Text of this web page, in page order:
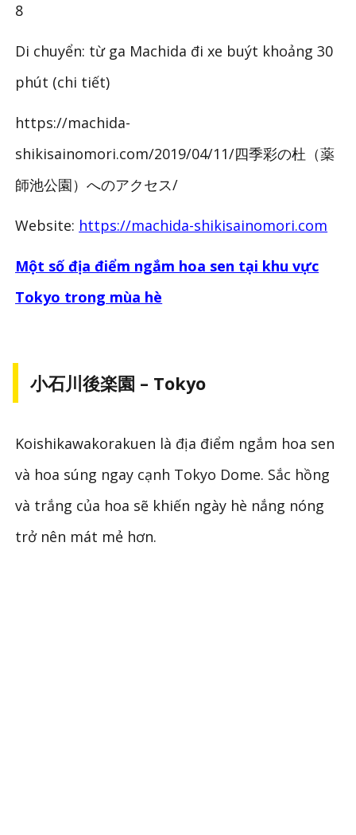
8
Di chuyển: từ ga Machida đi xe buýt khoảng 30
phút (chi tiết)
https://machida-
shikisainomori.com/2019/04/11/四季彩の杜（薬
師池公園）へのアクセス/
Website: https://machida-shikisainomori.com
Một số địa điểm ngắm hoa sen tại khu vực
Tokyo trong mùa hè
小石川後楽園 – Tokyo
Koishikawakorakuen là địa điểm ngắm hoa sen
và hoa súng ngay cạnh Tokyo Dome. Sắc hồng
và trắng của hoa sẽ khiến ngày hè nắng nóng
trở nên mát mẻ hơn.